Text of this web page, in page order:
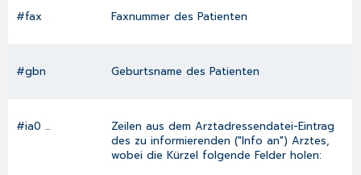
#fax Faxnummer des Patienten
#gbn Geburtsname des Patienten
#ia0 ... Zeilen aus demArztadressendatei-Eintrag
des zu informierenden ("Info an") Arztes,
wobei die Kürzel folgende Felder holen: